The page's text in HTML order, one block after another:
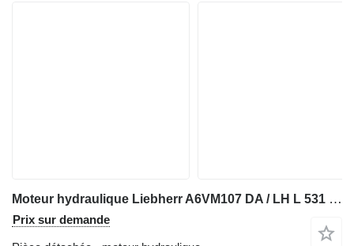
Moteur hydraulique Liebherr A6VM107 DA / LH L 531 pour chargeuse sur pneus Liebherr A6VM107 DA / LH L 531
Prix sur demande